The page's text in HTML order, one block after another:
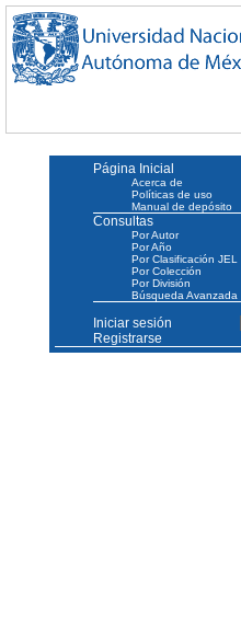
Página Inicial
Acerca de
Políticas de uso
Manual de depósito
Consultas
Por Autor
Por Año
Por Clasificación JEL
Por Colección
Por División
Búsqueda Avanzada
Iniciar sesión
Registrarse